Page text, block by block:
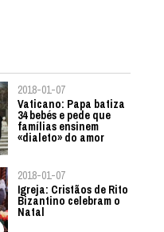
2018-01-07
Vaticano: Papa batiza
34 bebés e pede que
famílias ensinem
«dialeto» do amor
2018-01-07
Igreja: Cristãos de Rito
Bizantino celebram o
Natal